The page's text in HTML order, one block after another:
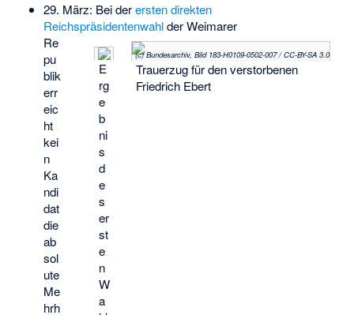
(c) Bundesarchiv, Bild 183-H0109-0502-007 / CC-BY-SA 3.0
Trauerzug für den verstorbenen
Friedrich Ebert
E
rg
e
b
ni
s
d
e
s
er
st
e
n
W
a
29. März: Bei derersten direkten
Reichspräsidentenwahlder Weimarer
Re
pu
blik
err
eic
ht
kei
n
Ka
ndi
dat
die
ab
sol
ute
Me
hrh